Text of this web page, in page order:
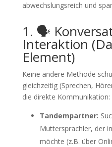
abwechslungsreich und
1. 🗣️
Interaktion
Element)
Keine andere Methode
gleichzeitig (Sprechen,
die direkte Kommunikation:
Tandempartner:
Muttersprachler, der
möchte (z.B. über